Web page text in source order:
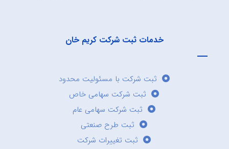
خدمات ثبت شرکت کریم خان
ثبت شرکت با مسئولیت محدود
ثبت شرکت سهامی خاص
ثبت شرکت سهامی عام
ثبت طرح صنعتی
ثبت تغییرات شرکت